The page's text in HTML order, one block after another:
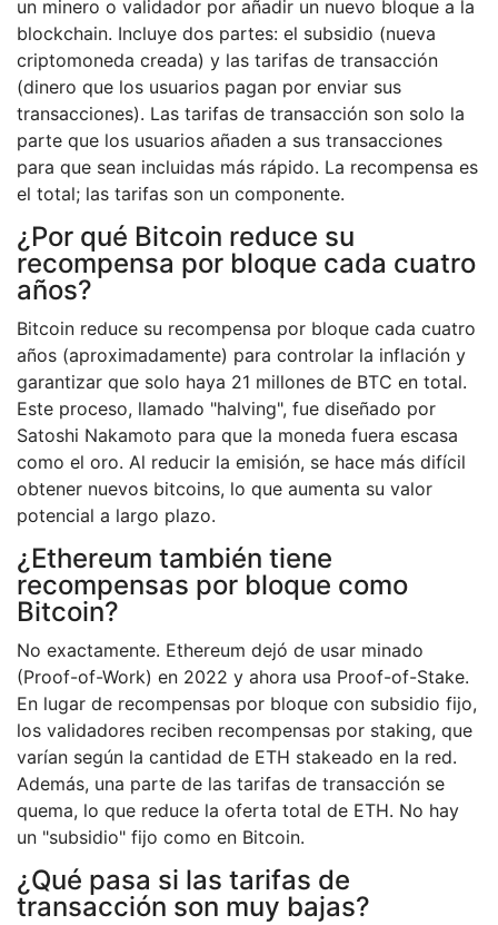
un minero o validador por añadir un nuevo bloque a la
blockchain. Incluye dos partes: el subsidio (nueva
criptomoneda creada) y las tarifas de transacción
(dinero que los usuarios pagan por enviar sus
transacciones). Las tarifas de transacción son solo la
parte que los usuarios añaden a sus transacciones
para que sean incluidas más rápido. La recompensa es
el total; las tarifas son un componente.
¿Por qué Bitcoin reduce su
recompensa por bloque cada cuatro
años?
Bitcoin reduce su recompensa por bloque cada cuatro
años (aproximadamente) para controlar la inflación y
garantizar que solo haya 21 millones de BTC en total.
Este proceso, llamado "halving", fue diseñado por
Satoshi Nakamoto para que la moneda fuera escasa
como el oro. Al reducir la emisión, se hace más difícil
obtener nuevos bitcoins, lo que aumenta su valor
potencial a largo plazo.
¿Ethereum también tiene
recompensas por bloque como
Bitcoin?
No exactamente. Ethereum dejó de usar minado
(Proof-of-Work) en 2022 y ahora usa Proof-of-Stake.
En lugar de recompensas por bloque con subsidio fijo,
los validadores reciben recompensas por staking, que
varían según la cantidad de ETH stakeado en la red.
Además, una parte de las tarifas de transacción se
quema, lo que reduce la oferta total de ETH. No hay
un "subsidio" fijo como en Bitcoin.
¿Qué pasa si las tarifas de
transacción son muy bajas?